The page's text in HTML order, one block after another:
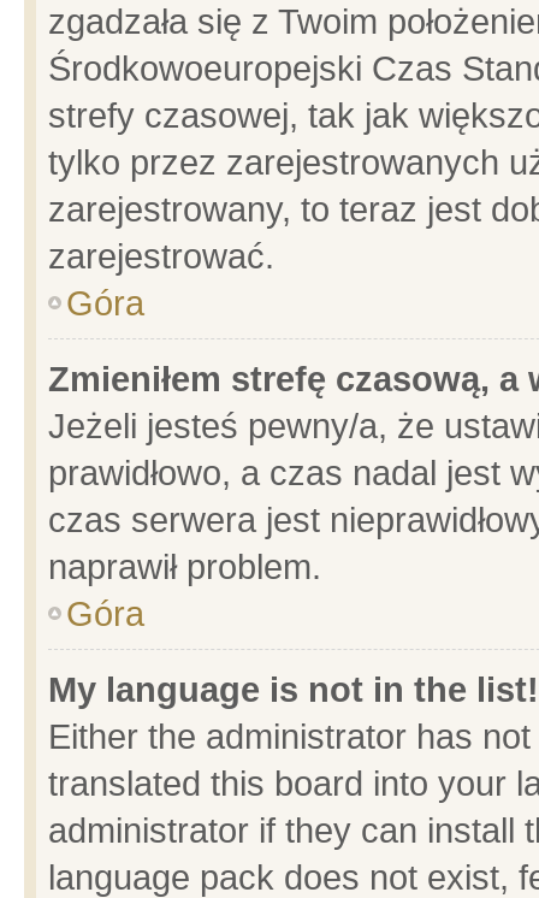
zgadzała się z Twoim
Środkowoeuropejski Czas
strefy czasowej, tak jak
tylko przez zarejestrowanych
zarejestrowany, to teraz jest
zarejestrować.
Góra
Zmieniłem strefę czasową,
Jeżeli jesteś pewny/a, że
prawidłowo, a czas nadal jest
czas serwera jest
naprawił problem.
Góra
My language is not in the list!
Either the administrator has
translated this board into your
administrator if they can install
language pack does not exist,